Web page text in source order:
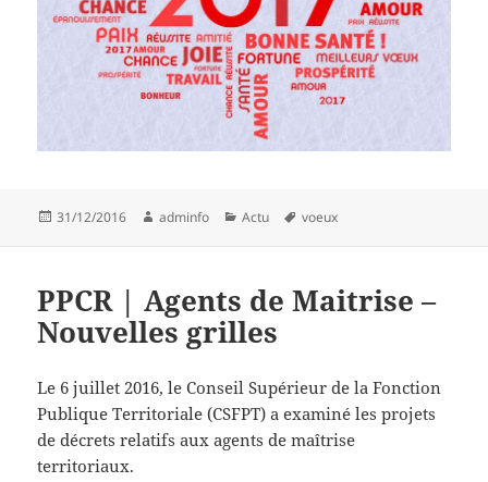
Publié
31/12/2016 Auteur
adminfo Catégories
Actu
Mots-
voeux
PPCR | Agents de Maitrise –
Nouvelles grilles
Le 6 juillet 2016, le Conseil Supérieur de la Fonction
Publique Territoriale (CSFPT) a examiné les projets
de décrets relatifs aux agents de maîtrise
territoriaux.